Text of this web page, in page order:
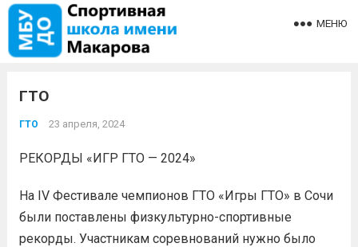
МЕНЮ
ГТО
ГТО 23 апреля, 2024
РЕКОРДЫ «ИГР ГТО — 2024»
На IV Фестивале чемпионов ГТО «Игры ГТО» в Сочи
были поставлены физкультурно-спортивные
рекорды. Участникам соревнований нужно было